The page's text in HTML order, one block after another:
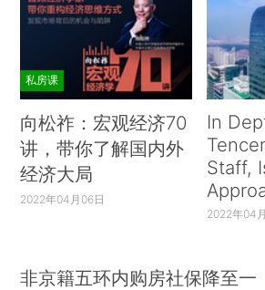
私房课
向松祚：宏观经济70
讲，带你了解国内外
经济大局
2022年04月06日
In
Staff,
2022年04
非京籍五环内购房社保降至一